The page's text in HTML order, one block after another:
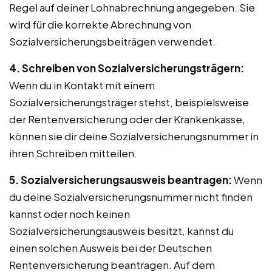
Regel auf deiner Lohnabrechnung angegeben. Sie
wird für die korrekte Abrechnung von
Sozialversicherungsbeiträgen verwendet.
4. Schreiben von Sozialversicherungsträgern:
Wenn du in Kontakt mit einem
Sozialversicherungsträger stehst, beispielsweise
der Rentenversicherung oder der Krankenkasse,
können sie dir deine Sozialversicherungsnummer in
ihren Schreiben mitteilen.
5. Sozialversicherungsausweis beantragen:Wenn
du deine Sozialversicherungsnummer nicht finden
kannst oder noch keinen
Sozialversicherungsausweis besitzt, kannst du
einen solchen Ausweis bei der Deutschen
Rentenversicherung beantragen. Auf dem